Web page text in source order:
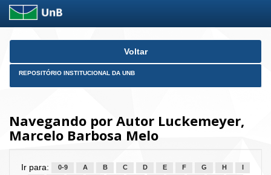
Skip
Voltar
REPOSITÓRIO INSTITUCIONAL DA UNB
Navegando por Autor Luckemeyer,
Marcelo Barbosa Melo
Ir para: 0-9 A B C D E F G H